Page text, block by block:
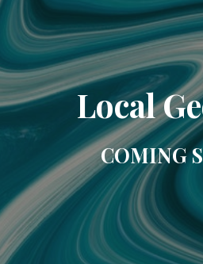
Local
COMING